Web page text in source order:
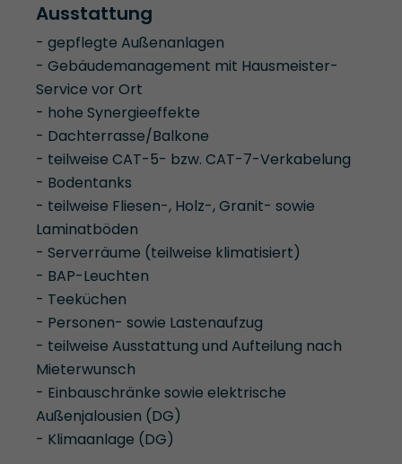
Ausstattung
- gepflegte Außenanlagen
- Gebäudemanagement mit Hausmeister-
Service vor Ort
- hohe Synergieeffekte
- Dachterrasse/Balkone
- teilweise CAT-5- bzw. CAT-7-Verkabelung
- Bodentanks
- teilweise Fliesen-, Holz-, Granit- sowie
Laminatböden
- Serverräume (teilweise klimatisiert)
- BAP-Leuchten
- Teeküchen
- Personen- sowie Lastenaufzug
- teilweise Ausstattung und Aufteilung nach
Mieterwunsch
- Einbauschränke sowie elektrische
Außenjalousien (DG)
- Klimaanlage (DG)